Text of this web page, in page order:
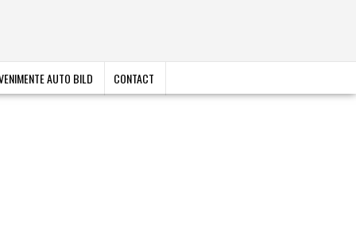
AUTO BILD CONTACT